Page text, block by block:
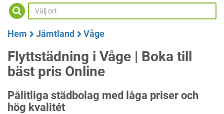
Hem Jämtland Våge
Flyttstädning i Våge | Boka till
bäst pris Online
Pålitliga städbolag med låga priser och
hög kvalitét